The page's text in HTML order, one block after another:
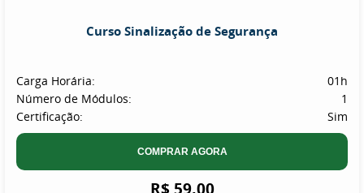
Curso Sinalização de Segurança
Carga Horária:
01h
Número de Módulos:
1
Certificação:
Sim
COMPRAR AGORA